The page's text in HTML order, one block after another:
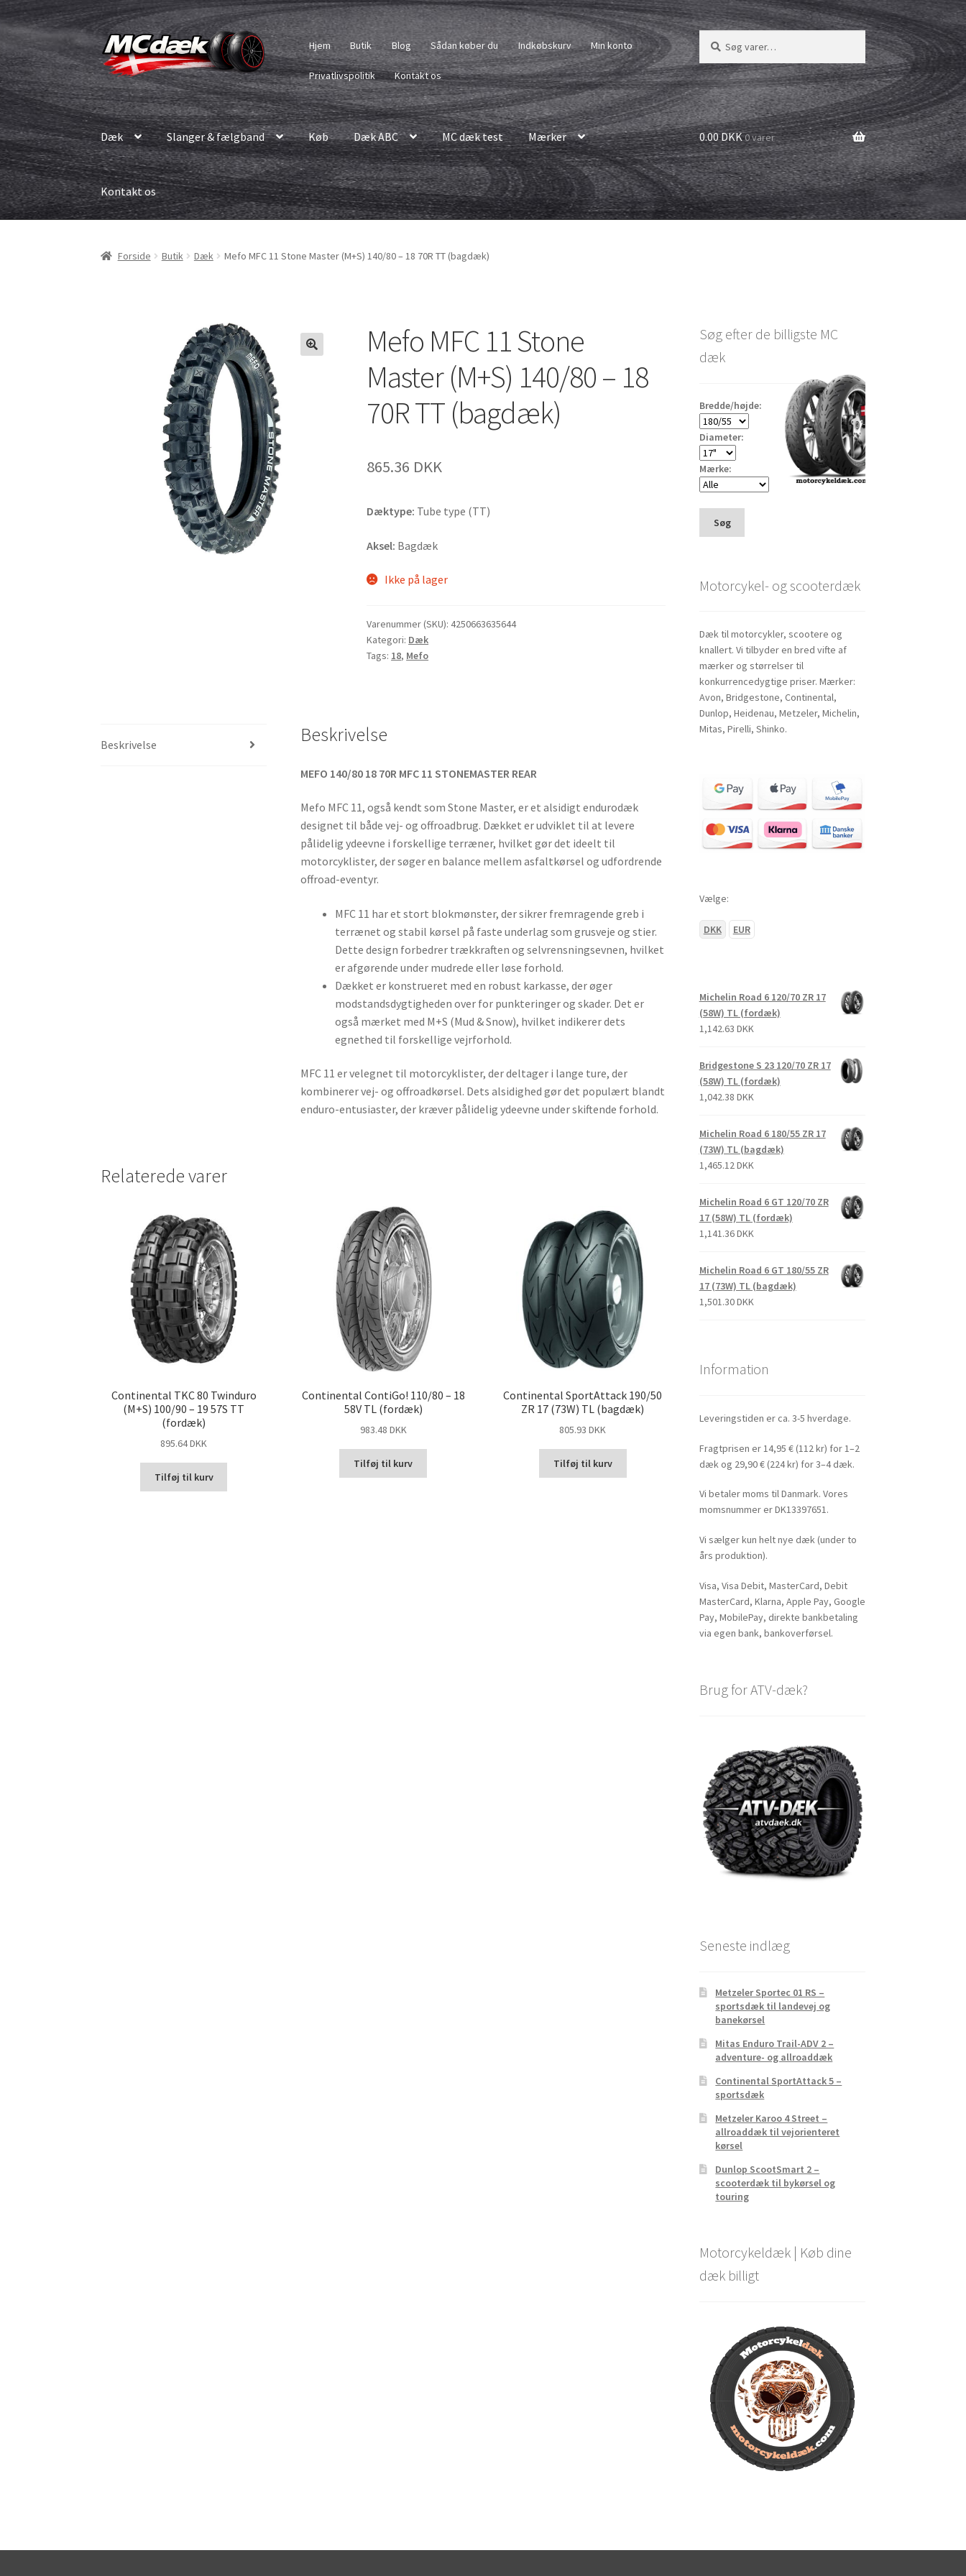
Spring
til
navigation
Spring
til
indhold
Hjem Butik Blog Sådan køber du Indkøbskurv Min konto
Privatlivspolitik Kontakt os
Søg
efter:
Søg
Dæk Slanger & fælgband Køb Dæk ABC MC dæk test Mærker
Kontakt os
0.00 DKK0 varer
Forside Butik Dæk Mefo MFC 11 Stone Master (M+S) 140/80 – 18 70R TT (bagdæk)
Mefo MFC 11 Stone
Master (M+S) 140/80 – 18
70R TT (bagdæk)
865.36 DKK
Dæktype: Tube type (TT)
Aksel: Bagdæk
Ikke på lager
Varenummer (SKU):4250663635644
Kategori: Dæk
Tags: 18, Mefo
Beskrivelse Beskrivelse
MEFO 140/80 18 70R MFC 11 STONEMASTER REAR
Mefo MFC 11, også kendt som Stone Master, er et alsidigt endurodæk
designet til både vej- og offroadbrug. Dækket er udviklet til at levere
pålidelig ydeevne i forskellige terræner, hvilket gør det ideelt til
motorcyklister, der søger en balance mellem asfaltkørsel og udfordrende
offroad-eventyr.
MFC 11 har et stort blokmønster, der sikrer fremragende greb i
terrænet og stabil kørsel på faste underlag som grusveje og stier.
Dette design forbedrer trækkraften og selvrensningsevnen, hvilket
er afgørende under mudrede eller løse forhold.
Dækket er konstrueret med en robust karkasse, der øger
modstandsdygtigheden over for punkteringer og skader. Det er
også mærket med M+S (Mud & Snow), hvilket indikerer dets
egnethed til forskellige vejrforhold.
MFC 11 er velegnet til motorcyklister, der deltager i lange ture, der
kombinerer vej- og offroadkørsel. Dets alsidighed gør det populært blandt
enduro-entusiaster, der kræver pålidelig ydeevne under skiftende forhold.
Relaterede varer
Continental TKC 80 Twinduro
(M+S) 100/90 – 19 57S TT
(fordæk)
895.64 DKK
Tilføj til kurv
Continental ContiGo! 110/80 – 18
58V TL (fordæk)
983.48 DKK
Tilføj til kurv
Continental SportAttack 190/50
ZR 17 (73W) TL (bagdæk)
805.93 DKK
Tilføj til kurv
Søg efter de billigste MC
dæk
Bredde/højde:
Diameter:
Mærke:
Søg
Motorcykel- og scooterdæk
Dæk til motorcykler, scootere og
knallert. Vi tilbyder en bred vifte af
mærker og størrelser til
konkurrencedygtige priser. Mærker:
Avon, Bridgestone, Continental,
Dunlop, Heidenau, Metzeler, Michelin,
Mitas, Pirelli, Shinko.
Vælge:
DKK EUR
Michelin Road 6 120/70 ZR 17
(58W) TL (fordæk)
1,142.63 DKK
Bridgestone S 23 120/70 ZR 17
(58W) TL (fordæk)
1,042.38 DKK
Michelin Road 6 180/55 ZR 17
(73W) TL (bagdæk)
1,465.12 DKK
Michelin Road 6 GT 120/70 ZR
17 (58W) TL (fordæk)
1,141.36 DKK
Michelin Road 6 GT 180/55 ZR
17 (73W) TL (bagdæk)
1,501.30 DKK
Information
Leveringstiden er ca. 3-5 hverdage.
Fragtprisen er 14,95 € (112 kr) for 1–2
dæk og 29,90 € (224 kr) for 3–4 dæk.
Vi betaler moms til Danmark. Vores
momsnummer er DK13397651.
Vi sælger kun helt nye dæk (under to
års produktion).
Visa, Visa Debit, MasterCard, Debit
MasterCard, Klarna, Apple Pay, Google
Pay, MobilePay, direkte bankbetaling
via egen bank, bankoverførsel.
Brug for ATV-dæk?
Seneste indlæg
Metzeler Sportec 01 RS –
sportsdæk til landevej og
banekørsel
Mitas Enduro Trail-ADV 2 –
adventure- og allroaddæk
Continental SportAttack 5 –
sportsdæk
Metzeler Karoo 4 Street –
allroaddæk til vejorienteret
kørsel
Dunlop ScootSmart 2 –
scooterdæk til bykørsel og
touring
Motorcykeldæk | Køb dine
dæk billigt